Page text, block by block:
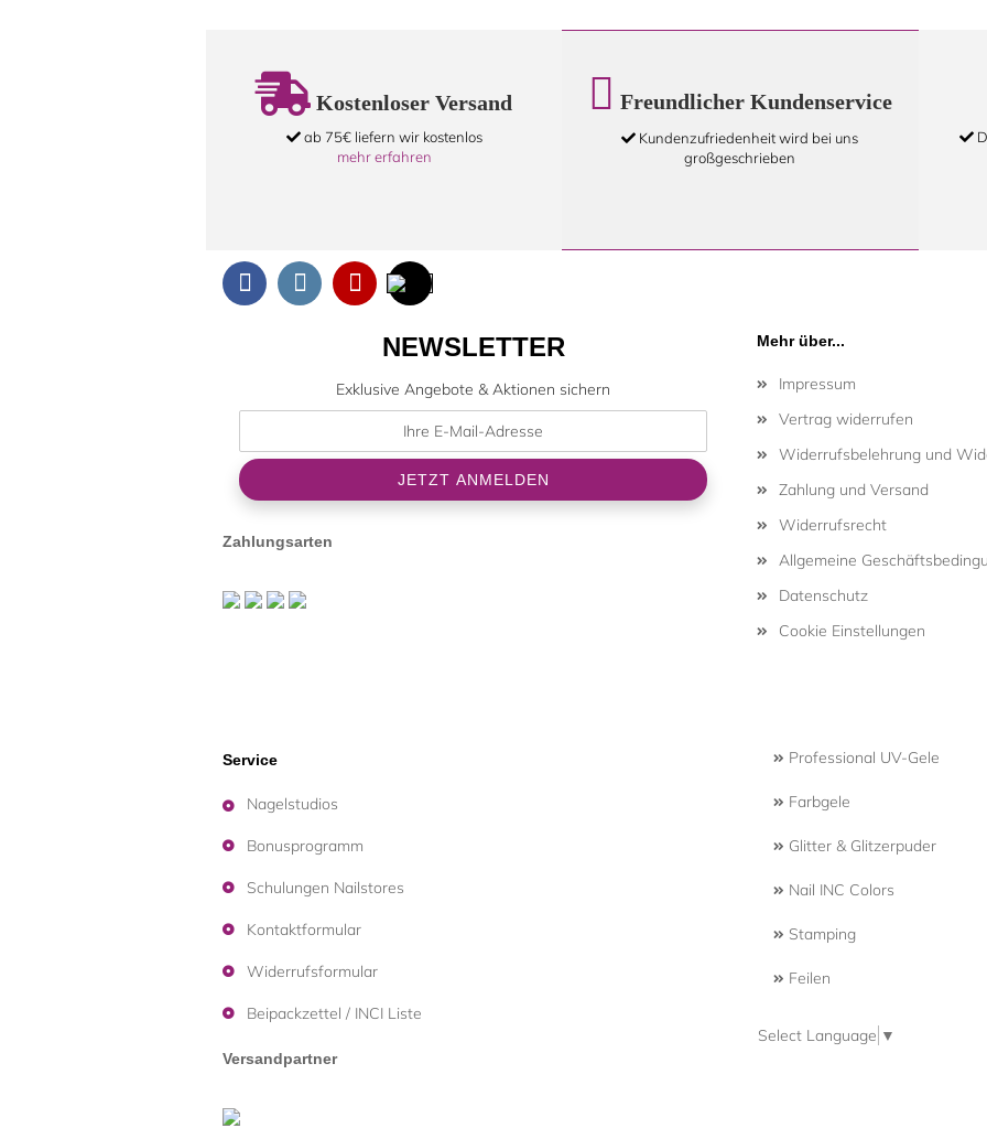
Kostenloser Versand
ab 75€ liefern wir kostenlos
mehr erfahren
Freundlicher Kundenservice
Kundenzufriedenheit wird bei uns
großgeschrieben
NEWSLETTER
Exklusive Angebote & Aktionen sichern
Zahlungsarten
Mehr über...
Impressum
Vertrag widerrufen
Widerrufsbelehrung und
Zahlung und Versand
Widerrufsrecht
Allgemeine
Datenschutz
Cookie Einstellungen
Service
Nagelstudios
Bonusprogramm
Schulungen Nailstores
Kontaktformular
Widerrufsformular
Beipackzettel / INCI Liste
Versandpartner
Professional UV-Gele
Farbgele
Glitter & Glitzerpuder
Nail INC Colors
Stamping
Feilen
Select Language ▼